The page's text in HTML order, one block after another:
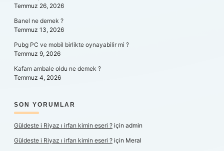
Temmuz 26, 2026
Banel ne demek ?
Temmuz 13, 2026
Pubg PC ve mobil birlikte oynayabilir mi ?
Temmuz 9, 2026
Kafam ambale oldu ne demek ?
Temmuz 4, 2026
SON YORUMLAR
Güldeste i Riyaz ı irfan kimin eseri ? için admin
Güldeste i Riyaz ı irfan kimin eseri ? için Meral